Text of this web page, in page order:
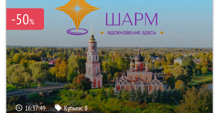
-50%
16:37:48 Купили:8